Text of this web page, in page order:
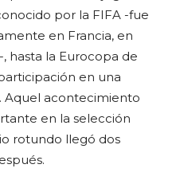
por la FIFA -fue
en Francia, en
hasta la Eurocopa de
en una
Aquel acontecimiento
en la selección
rotundo llegó dos